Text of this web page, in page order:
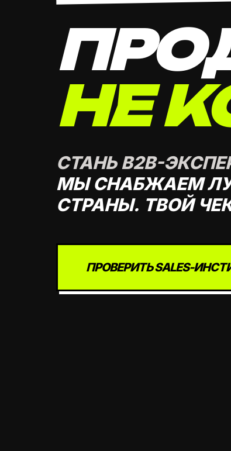
НЕ
СТАНЬ B2B-
МЫ СНАБЖАЕМ
СТРАНЫ. ТВОЙ
ПРОВЕРИТЬ SALES-